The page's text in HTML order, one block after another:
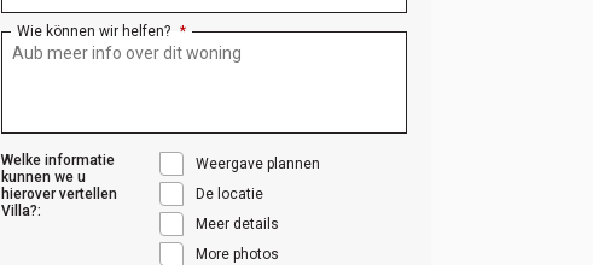
Wie können wir helfen? *
Welke informatie
kunnen we u
hierover vertellen
Villa?:
Weergave plannen
De locatie
Meer details
More photos